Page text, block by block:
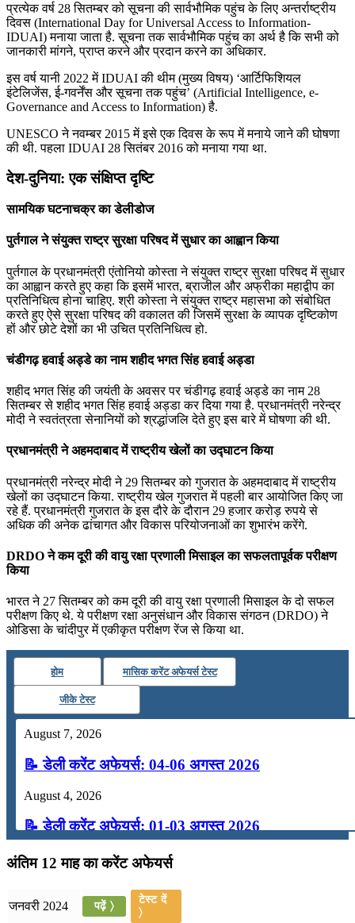
प्रत्येक वर्ष 28 सितम्बर को सूचना की सार्वभौमिक पहुंच के लिए अन्तर्राष्ट्रीय
दिवस (International Day for Universal Access to Information-
IDUAI) मनाया जाता है. सूचना तक सार्वभौमिक पहुंच का अर्थ है कि सभी को
जानकारी मांगने, प्राप्त करने और प्रदान करने का अधिकार.
इस वर्ष यानी 2022 में IDUAI की थीम (मुख्य विषय) ‘आर्टिफिशियल
इंटेलिजेंस, ई-गवर्नेंस और सूचना तक पहुंच’ (Artificial Intelligence, e-
Governance and Access to Information) है.
UNESCO ने नवम्बर 2015 में इसे एक दिवस के रूप में मनाये जाने की घोषणा
की थी. पहला IDUAI 28 सितंबर 2016 को मनाया गया था.
देश-दुनिया: एक संक्षिप्त दृष्टि
सामयिक घटनाचक्र का डेलीडोज
पुर्तगाल ने संयुक्त राष्ट्र सुरक्षा परिषद में सुधार का आह्वान किया
पुर्तगाल के प्रधानमंत्री एंतोनियो कोस्‍ता ने संयुक्त राष्ट्र सुरक्षा परिषद में सुधार
का आह्वान करते हुए कहा कि इसमें भारत, ब्राजील और अफ्रीका महाद्वीप का
प्रतिनिधित्व होना चाहिए. श्री कोस्‍ता ने संयुक्त राष्ट्र महासभा को संबोधित
करते हुए ऐसे सुरक्षा परिषद की वकालत की जिसमें सुरक्षा के व्यापक दृष्टिकोण
हों और छोटे देशों का भी उचित प्रतिनिधित्व हो.
चंडीगढ़ हवाई अड्डे का नाम शहीद भगत सिंह हवाई अड्डा
शहीद भगत सिंह की जयंती के अवसर पर चंडीगढ़ हवाई अड्डे का नाम 28
सितम्बर से शहीद भगत सिंह हवाई अड्डा कर दिया गया है. प्रधानमंत्री नरेन्‍द्र
मोदी ने स्वतंत्रता सेनानियों को श्रद्धांजलि देते हुए इस बारे में घोषणा की थी.
प्रधानमंत्री ने अहमदाबाद में राष्ट्रीय खेलों का उद्घाटन किया
प्रधानमंत्री नरेन्‍द्र मोदी ने 29 सितम्बर को गुजरात के अहमदाबाद में राष्ट्रीय
खेलों का उद्घाटन किया. राष्ट्रीय खेल गुजरात में पहली बार आयोजित किए जा
रहे हैं. प्रधानमंत्री गुजरात के इस दौरे के दौरान 29 हजार करोड़ रुपये से
अधिक की अनेक ढांचागत और विकास परियोजनाओं का शुभारंभ करेंगे.
DRDO ने कम दूरी की वायु रक्षा प्रणाली मिसाइल का सफलतापूर्वक परीक्षण
किया
भारत ने 27 सितम्बर को कम दूरी की वायु रक्षा प्रणाली मिसाइल के दो सफल
परीक्षण किए थे. ये परीक्षण रक्षा अनुसंधान और विकास संगठन (DRDO) ने
ओडिसा के चांदीपुर में एकीकृत परीक्षण रेंज से किया था.
होम मासिक करेंट अफेयर्स टेस्ट
जीके टेस्ट
August 7, 2026
📝 डेली करेंट अफेयर्स: 04-06 अगस्त 2026
August 4, 2026
📝 डेली करेंट अफेयर्स: 01-03 अगस्त 2026
July 31, 2026
📝 डेली करेंट अफेयर्स: 28-31 जुलाई 2026
July 28, 2026
अंतिम 12 माह का करेंट अफेयर्स
जनवरी 2024 पढ़ें 〉
टेस्ट दें
〉